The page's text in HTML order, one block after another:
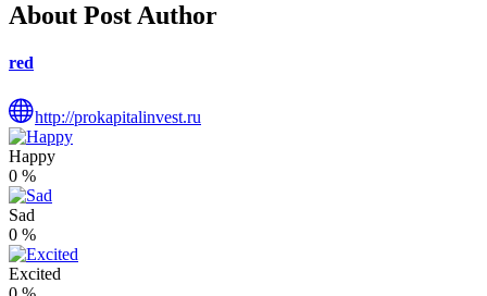
About Post Author
red
http://prokapitalinvest.ru
Happy
0 %
Sad
0 %
Excited